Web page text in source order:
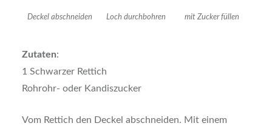
Deckel abschneiden Loch durchbohren mit Zucker füllen
Zutaten:
1 Schwarzer Rettich
Rohrohr- oder Kandiszucker
Vom Rettich den Deckel abschneiden. Mit einem